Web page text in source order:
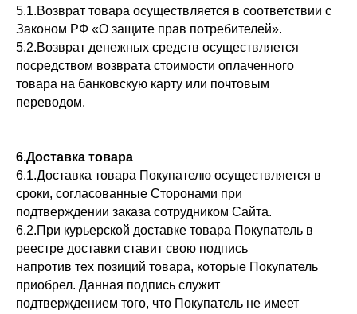
5.1.Возврат товара осуществляется в соответствии с
Законом РФ «О защите прав потребителей».
5.2.Возврат денежных средств осуществляется
посредством возврата стоимости оплаченного
товара на банковскую карту или почтовым
переводом.
6.Доставка товара
6.1.Доставка товара Покупателю осуществляется в
сроки, согласованные Сторонами при
подтверждении заказа сотрудником Сайта.
6.2.При курьерской доставке товара Покупатель в
реестре доставки ставит свою подпись
напротив тех позиций товара, которые Покупатель
приобрел. Данная подпись служит
подтверждением того, что Покупатель не имеет